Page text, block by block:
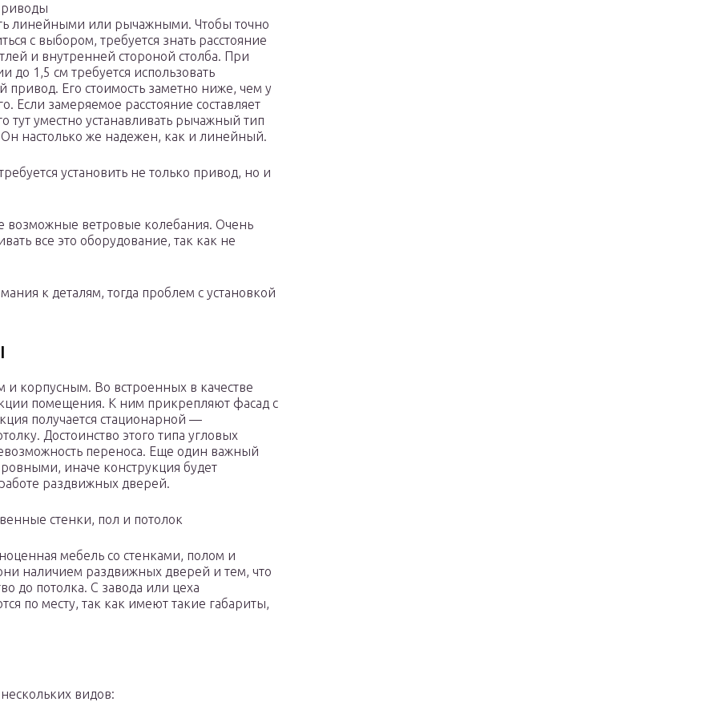
линейными или рычажными. Чтобы точно
с выбором, требуется знать расстояние
и внутренней стороной столба. При
до 1,5 см требуется использовать
привод. Его стоимость заметно ниже, чем у
Если замеряемое расстояние составляет
тут уместно устанавливать рычажный тип
настолько же надежен, как и линейный.
установить не только привод, но и
возможные ветровые колебания. Очень
все это оборудование, так как не
к деталям, тогда проблем с установкой
корпусным. Во встроенных в качестве
помещения. К ним прикрепляют фасад с
получается стационарной —
Достоинство этого типа угловых
переноса. Еще один важный
иначе конструкция будет
раздвижных дверей.
стенки, пол и потолок
мебель со стенками, полом и
наличием раздвижных дверей и тем, что
до потолка. С завода или цеха
по месту, так как имеют такие габариты,
видов: